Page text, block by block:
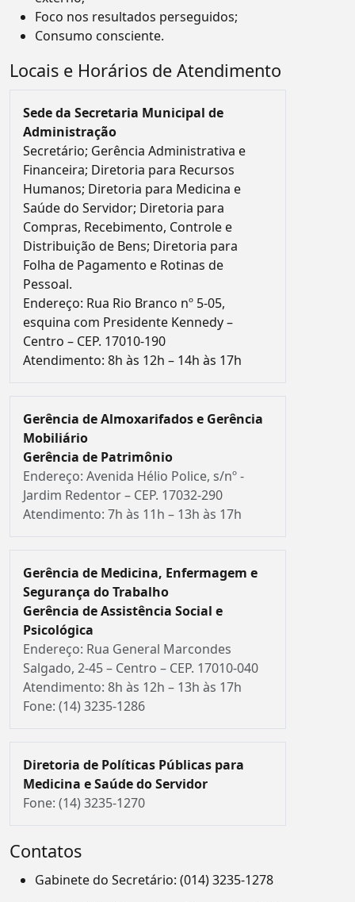
Foco nos resultados perseguidos;
Consumo consciente.
Locais e Horários de Atendimento
Sede da Secretaria Municipal de
Administração
Secretário; Gerência Administrativa e
Financeira; Diretoria para Recursos
Humanos; Diretoria para Medicina e
Saúde do Servidor; Diretoria para
Compras, Recebimento, Controle e
Distribuição de Bens; Diretoria para
Folha de Pagamento e Rotinas de
Pessoal.
Endereço: Rua Rio Branco nº 5-05,
esquina com Presidente Kennedy –
Centro – CEP. 17010-190
Atendimento: 8h às 12h – 14h às 17h
Gerência de Almoxarifados e Gerência
Mobiliário
Gerência de Patrimônio
Endereço: Avenida Hélio Police, s/nº -
Jardim Redentor – CEP. 17032-290
Atendimento: 7h às 11h – 13h às 17h
Gerência de Medicina, Enfermagem e
Segurança do Trabalho
Gerência de Assistência Social e
Psicológica
Endereço: Rua General Marcondes
Salgado, 2-45 – Centro – CEP. 17010-040
Atendimento: 8h às 12h – 13h às 17h
Fone: (14) 3235-1286
Diretoria de Políticas Públicas para
Medicina e Saúde do Servidor
Fone: (14) 3235-1270
Contatos
Gabinete do Secretário: (014) 3235-1278